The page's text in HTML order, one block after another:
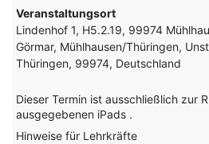
Veranstaltungsort
Lindenhof 1, H5.2.19, 99974
Görmar, Mühlhausen/Thüringen,
Thüringen, 99974, Deutschland
Dieser Termin ist ausschließlich zur
ausgegebenen iPads .
Hinweise für Lehrkräfte